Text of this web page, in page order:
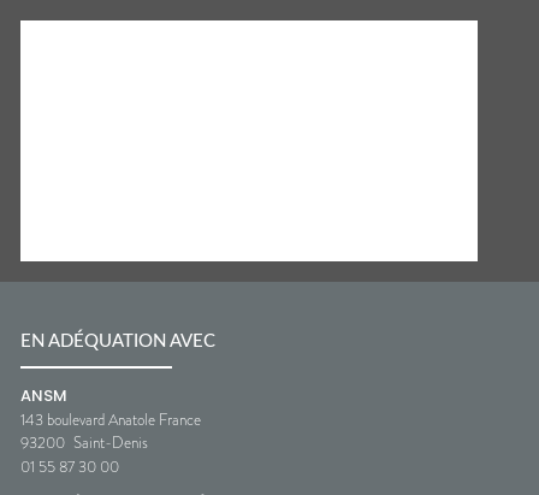
EN ADÉQUATION AVEC
ANSM
143 boulevard Anatole France
93200 Saint-Denis
01 55 87 30 00